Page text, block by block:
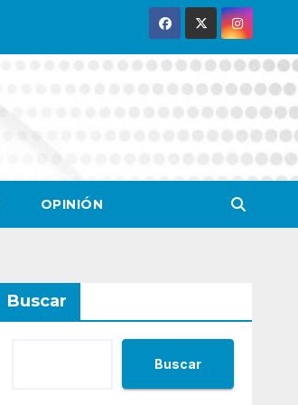
OPINIÓN
Buscar
Buscar